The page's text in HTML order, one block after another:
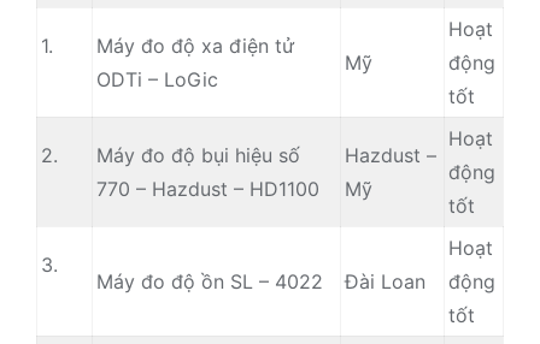
1.
Máy đo độ xa điện tử
ODTi – LoGic
Mỹ
Hoạt
động
tốt
2.
Máy đo độ bụi hiệu số
770 – Hazdust – HD1100
Hazdust –
Mỹ
Hoạt
động
tốt
3.
Máy đo độ ồn SL – 4022 Đài Loan
Hoạt
động
tốt